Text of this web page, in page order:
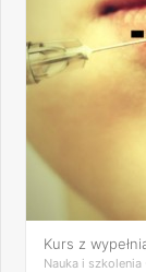
Kurs z
Nauka i